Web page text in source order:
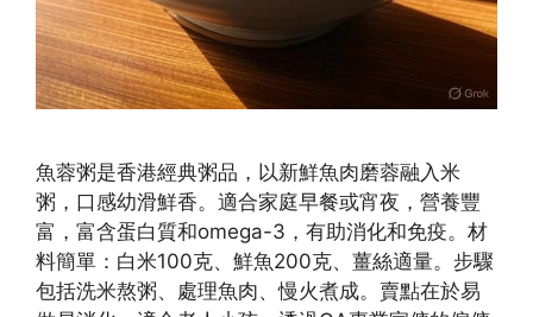
魚蓉粥是香港經典粥品，以新鮮魚肉磨蓉融入米
粥，口感幼滑鮮香。適合家庭早餐或宵夜，營養豐
富，富含蛋白質和omega-3，有助消化和免疫。材
料簡單：白米100克、鮮魚200克、薑絲適量。步驟
包括洗米熬粥、處理魚肉、慢火煮成。賣點在於易